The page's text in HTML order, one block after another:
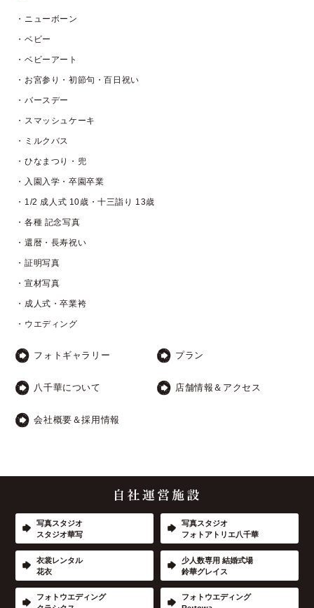
・ニューボーン
・ベビー
・ベビーアート
・お宮参り・初節句・百日祝い
・バースデー
・スマッシュケーキ
・ミルクバス
・ひなまつり・兜
・入園入学・卒園卒業
・1/2 成人式 10歳・十三詣り 13歳
・各種 記念写真
・還暦・長寿祝い
・証明写真
・宣材写真
・成人式・卒業袴
・ウエディング
フォトギャラリー プラン
八千華について 店舗情報＆アクセス
会社概要＆採用情報
写真スタジオ
スタジオ華写
写真スタジオ
フォトアトリエ八千華
衣裳レンタル
花衣
少人数専用 結婚式場
鈴華グレイス
フォトウエディング
フォトウエディング